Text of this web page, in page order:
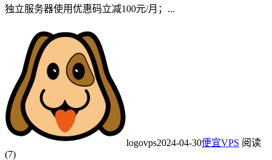
独立服务器使用优惠码立减100元/月；...
logovps2024-04-30便宜VPS 阅读
(7)